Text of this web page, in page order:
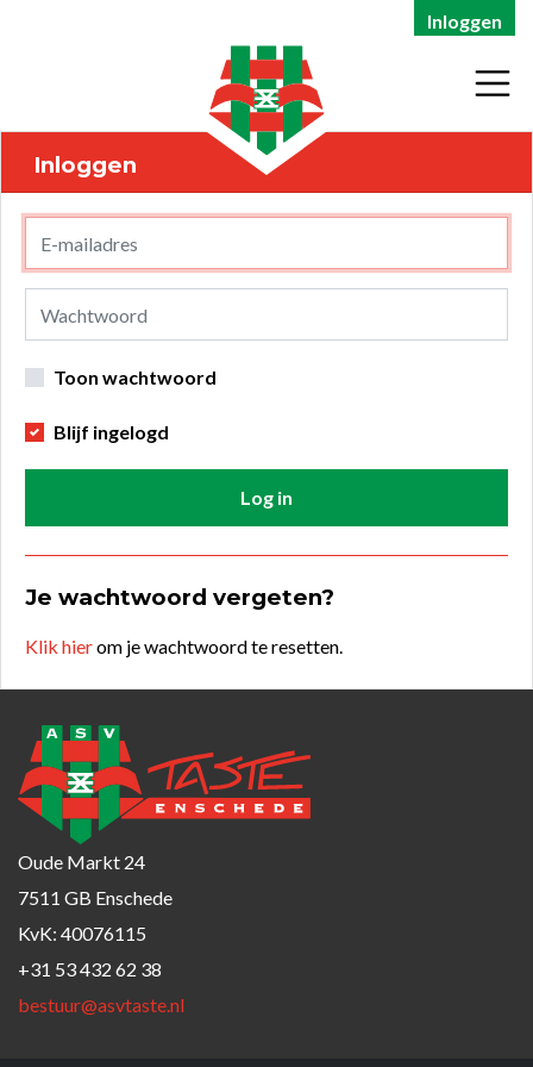
Inloggen
Inloggen
Toon wachtwoord
Blijf ingelogd
Log in
Je wachtwoord vergeten?
Klik hierom je wachtwoord te resetten.
Oude Markt 24
7511 GB Enschede
KvK: 40076115
+31 53 432 62 38
bestuur@asvtaste.nl